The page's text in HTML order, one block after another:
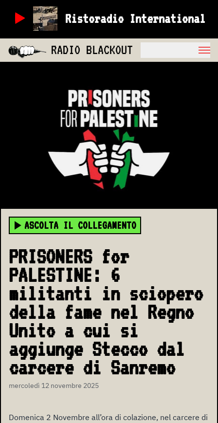
Ristoradio International
RADIO BLACKOUT
ASCOLTA IL COLLEGAMENTO
PRISONERS for
PALESTINE: 6
militanti in sciopero
della fame nel Regno
Unito a cui si
aggiunge Stecco dal
carcere di Sanremo
mercoledì 12 novembre 2025
Domenica 2 Novembre all’ora di colazione, nel carcere di